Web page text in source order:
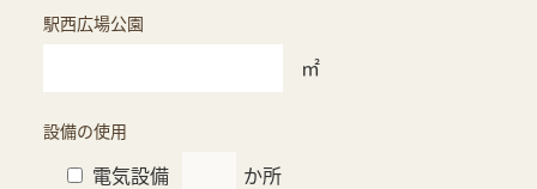
駅西広場公園
㎡
設備の使用
電気設備 か所